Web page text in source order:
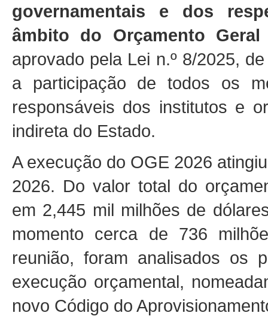
governamentais e dos
âmbito do Orçamento
aprovado pela Lei n.º 8/2025,
a participação de todos os
responsáveis dos institutos e
indireta do Estado.
A execução do OGE 2026
2026. Do valor total do
em 2,445 mil milhões de
momento cerca de 736
reunião, foram analisados os
execução orçamental,
novo Código do